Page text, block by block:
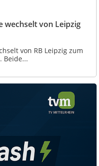
wechselt von Leipzig
von RB Leipzig zum
Beide...